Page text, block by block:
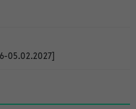
05.02.2027]